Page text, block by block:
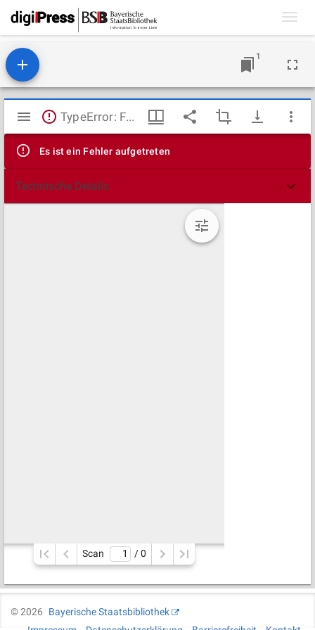
1
Mirador
Viewer
TypeError: Failed to fetch
Es ist ein Fehler aufgetreten
Technische Details
Scan / 0
©2026
Bayerische Staatsbibliothek